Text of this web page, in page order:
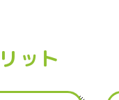
ット